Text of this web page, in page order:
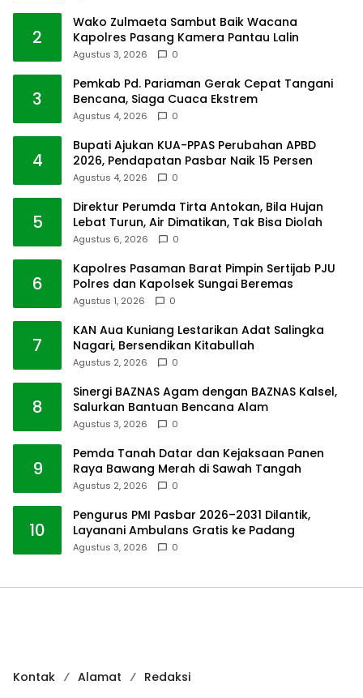
2
Wako Zulmaeta Sambut Baik Wacana
Kapolres Pasang Kamera Pantau Lalin
Agustus 3, 2026 0
3
Pemkab Pd. Pariaman Gerak Cepat Tangani
Bencana, Siaga Cuaca Ekstrem
Agustus 4, 2026 0
4
Bupati Ajukan KUA-PPAS Perubahan APBD
2026, Pendapatan Pasbar Naik 15 Persen
Agustus 4, 2026 0
5
Direktur Perumda Tirta Antokan, Bila Hujan
Lebat Turun, Air Dimatikan, Tak Bisa Diolah
Agustus 6, 2026 0
6
Kapolres Pasaman Barat Pimpin Sertijab PJU
Polres dan Kapolsek Sungai Beremas
Agustus 1, 2026 0
7
KAN Aua Kuniang Lestarikan Adat Salingka
Nagari, Bersendikan Kitabullah
Agustus 2, 2026 0
8
Sinergi BAZNAS Agam dengan BAZNAS Kalsel,
Salurkan Bantuan Bencana Alam
Agustus 3, 2026 0
9
Pemda Tanah Datar dan Kejaksaan Panen
Raya Bawang Merah di Sawah Tangah
Agustus 2, 2026 0
10
Pengurus PMI Pasbar 2026–2031 Dilantik,
Layanani Ambulans Gratis ke Padang
Agustus 3, 2026 0
Kontak Alamat
Redaksi